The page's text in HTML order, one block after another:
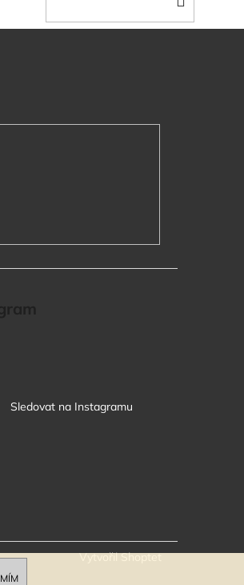
Sledovat na Instagramu
Vytvořil Shoptet